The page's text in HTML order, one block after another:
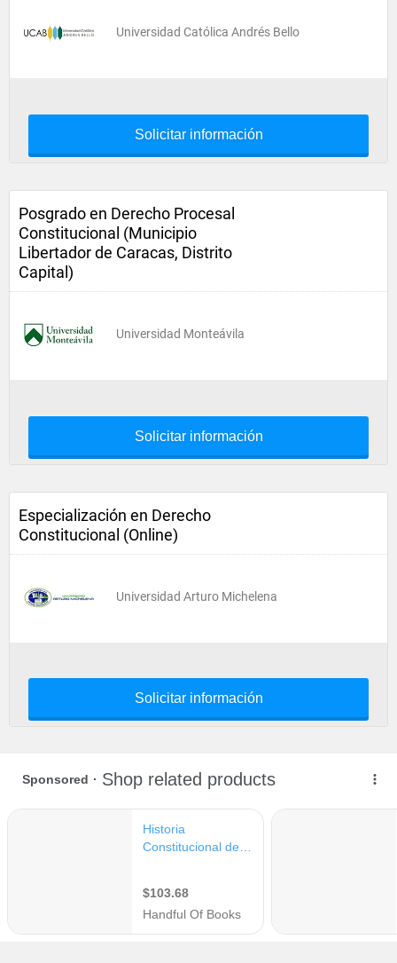
Universidad Católica Andrés Bello
Solicitar información
Posgrado en Derecho Procesal
Constitucional (Municipio
Libertador de Caracas, Distrito
Capital)
Universidad Monteávila
Solicitar información
Especialización en Derecho
Constitucional (Online)
Universidad Arturo Michelena
Solicitar información